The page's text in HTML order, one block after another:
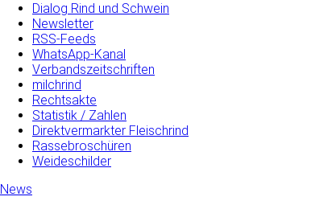
Dialog Rind und Schwein
Newsletter
RSS-Feeds
WhatsApp-Kanal
Verbandszeitschriften
milchrind
Rechtsakte
Statistik / Zahlen
Direktvermarkter Fleischrind
Rassebroschüren
Weideschilder
News